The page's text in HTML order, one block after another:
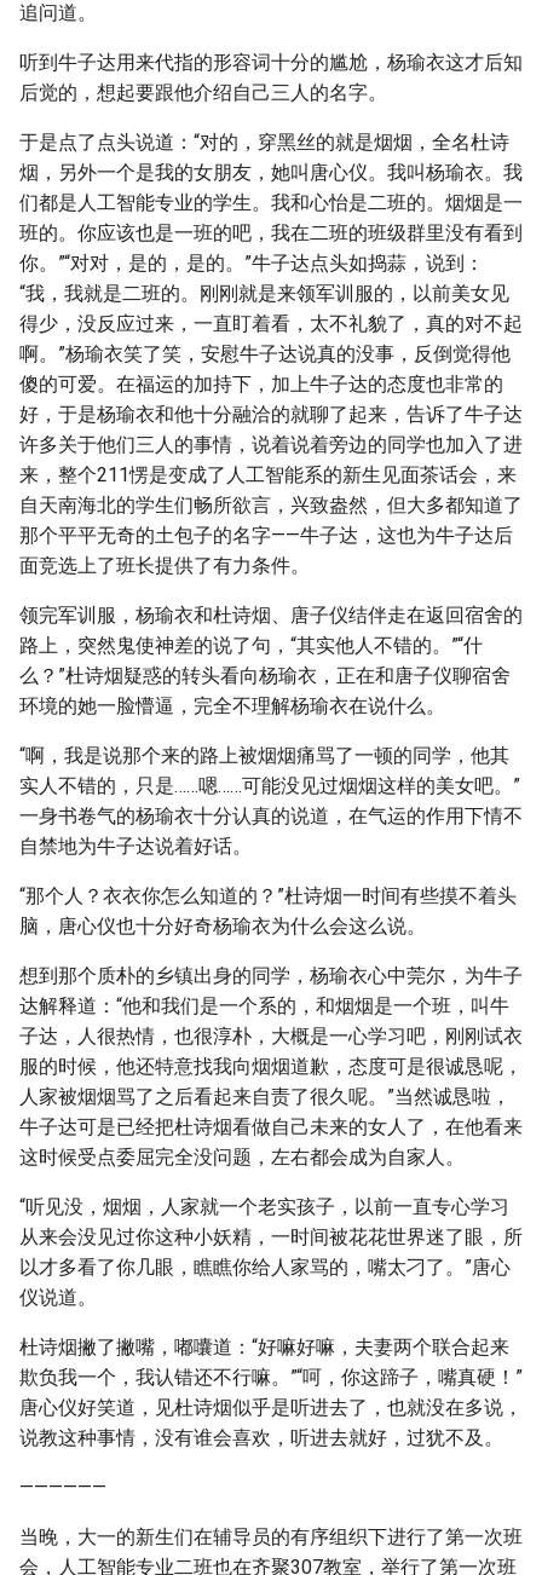
追问道。
听到牛子达用来代指的形容词十分的尴尬，杨瑜衣这才后知
后觉的，想起要跟他介绍自己三人的名字。
于是点了点头说道：“对的，穿黑丝的就是烟烟，全名杜诗
烟，另外一个是我的女朋友，她叫唐心仪。我叫杨瑜衣。我
们都是人工智能专业的学生。我和心怡是二班的。烟烟是一
班的。你应该也是一班的吧，我在二班的班级群里没有看到
你。”“对对，是的，是的。”牛子达点头如捣蒜，说到：
“我，我就是二班的。刚刚就是来领军训服的，以前美女见
得少，没反应过来，一直盯着看，太不礼貌了，真的对不起
啊。”杨瑜衣笑了笑，安慰牛子达说真的没事，反倒觉得他
傻的可爱。在福运的加持下，加上牛子达的态度也非常的
好，于是杨瑜衣和他十分融洽的就聊了起来，告诉了牛子达
许多关于他们三人的事情，说着说着旁边的同学也加入了进
来，整个211愣是变成了人工智能系的新生见面茶话会，来
自天南海北的学生们畅所欲言，兴致盎然，但大多都知道了
那个平平无奇的土包子的名字——牛子达，这也为牛子达后
面竞选上了班长提供了有力条件。
领完军训服，杨瑜衣和杜诗烟、唐子仪结伴走在返回宿舍的
路上，突然鬼使神差的说了句，“其实他人不错的。”“什
么？”杜诗烟疑惑的转头看向杨瑜衣，正在和唐子仪聊宿舍
环境的她一脸懵逼，完全不理解杨瑜衣在说什么。
“啊，我是说那个来的路上被烟烟痛骂了一顿的同学，他其
实人不错的，只是……嗯……可能没见过烟烟这样的美女吧。”
一身书卷气的杨瑜衣十分认真的说道，在气运的作用下情不
自禁地为牛子达说着好话。
“那个人？衣衣你怎么知道的？”杜诗烟一时间有些摸不着头
脑，唐心仪也十分好奇杨瑜衣为什么会这么说。
想到那个质朴的乡镇出身的同学，杨瑜衣心中莞尔，为牛子
达解释道：“他和我们是一个系的，和烟烟是一个班，叫牛
子达，人很热情，也很淳朴，大概是一心学习吧，刚刚试衣
服的时候，他还特意找我向烟烟道歉，态度可是很诚恳呢，
人家被烟烟骂了之后看起来自责了很久呢。”当然诚恳啦，
牛子达可是已经把杜诗烟看做自己未来的女人了，在他看来
这时候受点委屈完全没问题，左右都会成为自家人。
“听见没，烟烟，人家就一个老实孩子，以前一直专心学习
从来会没见过你这种小妖精，一时间被花花世界迷了眼，所
以才多看了你几眼，瞧瞧你给人家骂的，嘴太刁了。”唐心
仪说道。
杜诗烟撇了撇嘴，嘟囔道：“好嘛好嘛，夫妻两个联合起来
欺负我一个，我认错还不行嘛。”“呵，你这蹄子，嘴真硬！”
唐心仪好笑道，见杜诗烟似乎是听进去了，也就没在多说，
说教这种事情，没有谁会喜欢，听进去就好，过犹不及。
——————
当晚，大一的新生们在辅导员的有序组织下进行了第一次班
会，人工智能专业二班也在齐聚307教室，举行了第一次班